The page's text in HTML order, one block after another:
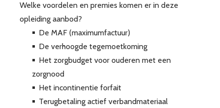
Welke voordelen en premies komen er in deze
opleiding aanbod?
De MAF (maximumfactuur)
De verhoogde tegemoetkoming
Het zorgbudget voor ouderen met een
zorgnood
Het incontinentie forfait
Terugbetaling actief verbandmateriaal